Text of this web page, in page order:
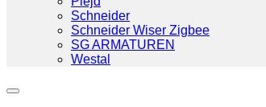
Schneider
Schneider Wiser Zigbee
SG ARMATUREN
Westal